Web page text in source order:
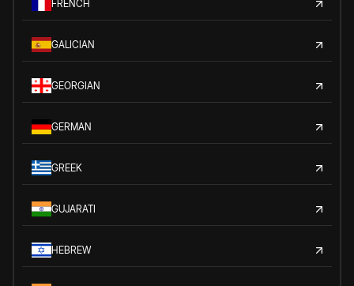
FRENCH
GALICIAN
GEORGIAN
GERMAN
GREEK
GUJARATI
HEBREW